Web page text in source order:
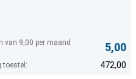
van 9,00 per maand
5,00
toestel: 472,00